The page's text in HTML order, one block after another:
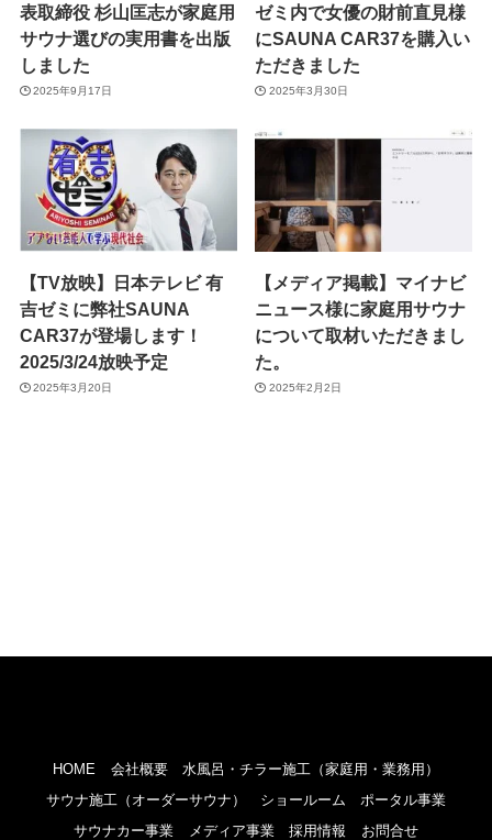
表取締役 杉山匡志が家庭用
サウナ選びの実用書を出版
しました
2025年9月17日
ゼミ内で女優の財前直見様
にSAUNA CAR37を購入い
ただきました
2025年3月30日
【TV放映】日本テレビ 有
吉ゼミに弊社SAUNA
CAR37が登場します！
2025/3/24放映予定
2025年3月20日
【メディア掲載】マイナビ
ニュース様に家庭用サウナ
について取材いただきまし
た。
2025年2月2日
HOME 会社概要
水風呂・チラー施工（家庭用・業務用）
サウナ施工（オーダーサウナ）
ショールーム
ポータル事業
サウナカー事業
メディア事業 採用情報 お問合せ